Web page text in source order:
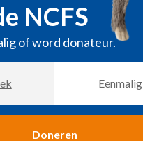
NCFS
of word donateur.
Eenmalig
Doneren